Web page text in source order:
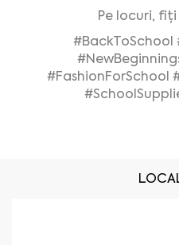
Pe locuri,
#BackToSchool
#FashionForSchool